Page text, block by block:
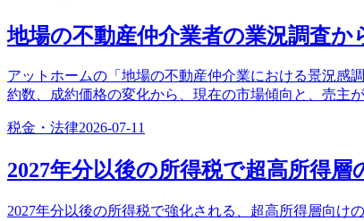
地場の不動産仲介業者の業況調査
アットホームの「地場の不動産仲介業における景況感
約数、成約価格の変化から、現在の市場傾向と、売主
税金・法律2026-07-11
2027年分以後の所得税で超高所得
2027年分以後の所得税で強化される、超高所得層向け